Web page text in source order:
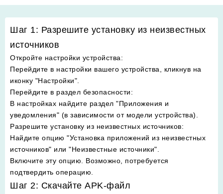
Шаг 1: Разрешите установку из неизвестных
источников
Откройте настройки устройства:
Перейдите в настройки вашего устройства, кликнув на
иконку "Настройки".
Перейдите в раздел безопасности:
В настройках найдите раздел "Приложения и
уведомления" (в зависимости от модели устройства).
Разрешите установку из неизвестных источников:
Найдите опцию "Установка приложений из неизвестных
источников" или "Неизвестные источники".
Включите эту опцию. Возможно, потребуется
подтвердить операцию.
Шаг 2: Скачайте APK-файл